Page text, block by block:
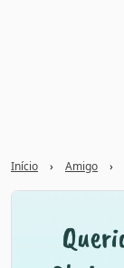
Início › Amigo ›